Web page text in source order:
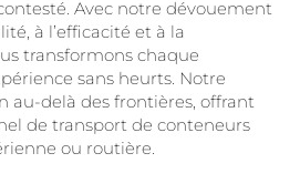
Avec notre dévouement
à l’efficacité et à la
transformons chaque
sans heurts. Notre
au-delà des frontières, offrant
de transport de conteneurs
ou routière.